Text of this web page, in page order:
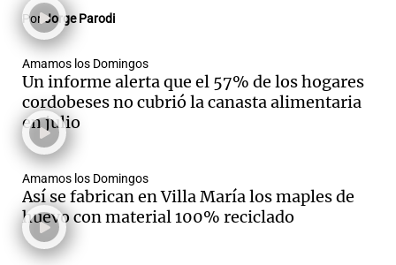
PorJorge Parodi
Amamos los Domingos
Un informe alerta que el 57% de los hogares
cordobeses no cubrió la canasta alimentaria
en julio
Amamos los Domingos
Así se fabrican en Villa María los maples de
huevo con material 100% reciclado